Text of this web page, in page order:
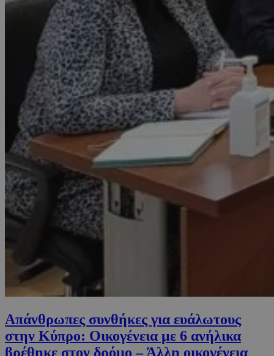
Απάνθρωπες συνθήκες για ευάλωτους
στην Κύπρο: Οικογένεια με 6 ανήλικα
βρέθηκε στον δρόμο – Άλλη οικογένεια